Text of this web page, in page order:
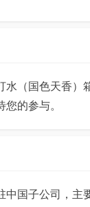
（国色天香）
的参与。
国子公司，主